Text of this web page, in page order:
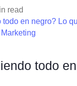
read
todo